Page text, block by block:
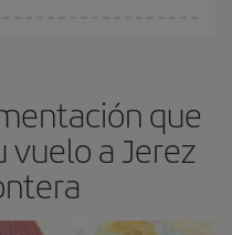
que
vuelo a Jerez